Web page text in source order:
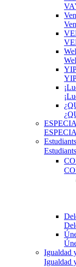
Estudiants
Estudiants
Igualdad
Igualdad